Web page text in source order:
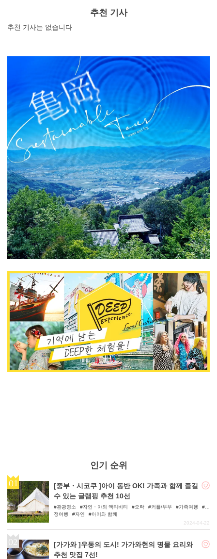
추천 기사
추천 기사는 없습니다
인기 순위
[중부・시코쿠 ]아이 동반 OK! 가족과 함께 즐길
수 있는 글램핑 추천 10선
관광명소 자연・야외 액티비티 오락 커플/부부 가족여행
정여행
자연
아이와 함께
2024-04-22
[가가와 ]우동의 도시! 가가와현의 명물 요리와
추천 맛집 7선!